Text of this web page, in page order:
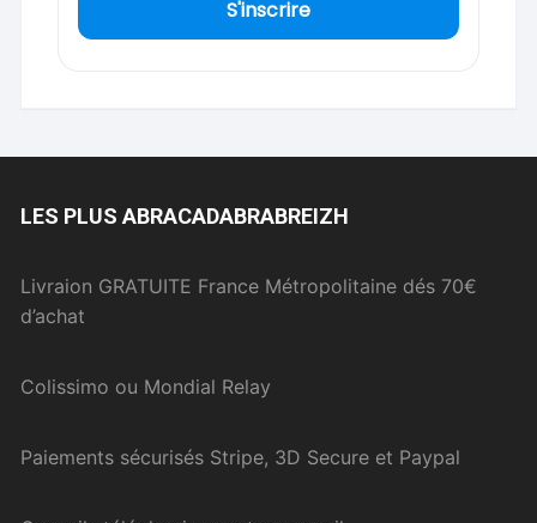
S'inscrire
LES PLUS ABRACADABRABREIZH
Livraion GRATUITE France Métropolitaine dés 70€
d’achat
Colissimo ou Mondial Relay
Paiements sécurisés Stripe, 3D Secure et Paypal